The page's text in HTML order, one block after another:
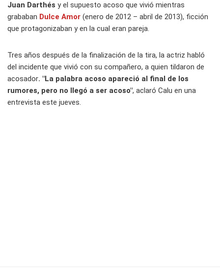
Juan Darthés y el supuesto acoso que vivió mientras
grababan Dulce Amor (enero de 2012 – abril de 2013), ficción
que protagonizaban y en la cual eran pareja.
Tres años después de la finalización de la tira, la actriz habló
del incidente que vivió con su compañero, a quien tildaron de
acosador. "La palabra acoso apareció al final de los
rumores, pero no llegó a ser acoso", aclaró Calu en una
entrevista este jueves.